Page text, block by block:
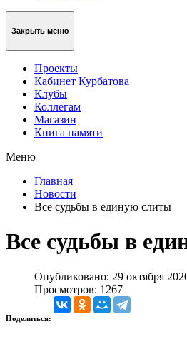
Закрыть меню
Проекты
Кабинет Курбатова
Клубы
Коллегам
Магазин
Книга памяти
Меню
Главная
Новости
Все судьбы в единую слиты
Все судьбы в
Опубликовано: 29 октября
Просмотров: 1267
Поделиться: